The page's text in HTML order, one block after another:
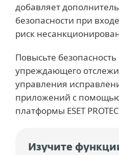
добавляет
безопасности при
риск
Повысьте
упреждающего
управления
приложений с
платформы ESET
Изучите